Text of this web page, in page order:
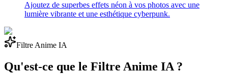
Ajoutez de superbes effets néon à vos photos avec une
lumière vibrante et une esthétique cyberpunk.
Filtre Anime IA
Qu'est-ce que le Filtre Anime IA ?